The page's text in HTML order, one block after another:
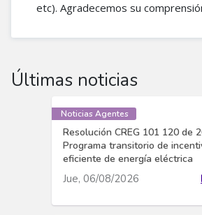
etc). Agradecemos su
Últimas noticias
Noticias Agentes
Resolución CREG 101 120 de
Programa transitorio de
eficiente de energía eléctrica
Jue, 06/08/2026